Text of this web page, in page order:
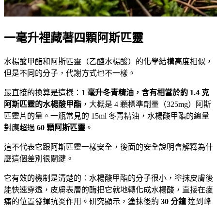
一毫升裡藏著四顆阿斯匹靈
水楊酸甲酯和阿斯匹靈（乙醯水楊酸）的化學結構高度相似，
但是不同的分子，代謝方式也不一樣。
最直接的換算是這樣： 1 毫升冬青精油，含有相當於約 1.4 克
阿斯匹靈的水楊酸甲酯 ，大概是 4 顆標準劑量（325mg）阿斯
匹靈片的量。一瓶常見的 15ml 冬青精油，水楊酸甲酯的總量
對應超過 60 顆阿斯匹靈 。
這不代表它跟阿斯匹靈一樣安全，後面的安全說明會解釋為什
麼這個差別很關鍵。
它有效的機制是清楚的：水楊酸甲酯的分子很小，塗抹皮膚後
能快速穿透，皮膚表層的酶把它就地轉化成水楊酸，直接在痠
痛的位置發揮抗炎作用。研究顯示，塗抹後約 30 分鐘達到峰